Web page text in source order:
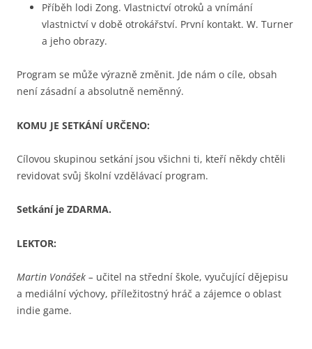
Příběh lodi Zong. Vlastnictví otroků a vnímání
vlastnictví v době otrokářství. První kontakt. W. Turner
a jeho obrazy.
Program se může výrazně změnit. Jde nám o cíle, obsah
není zásadní a absolutně neměnný.
KOMU JE SETKÁNÍ URČENO:
Cílovou skupinou setkání jsou všichni ti, kteří někdy chtěli
revidovat svůj školní vzdělávací program.
Setkání je ZDARMA.
LEKTOR:
Martin Vonášek – učitel na střední škole, vyučující dějepisu
a mediální výchovy, příležitostný hráč a zájemce o oblast
indie game.